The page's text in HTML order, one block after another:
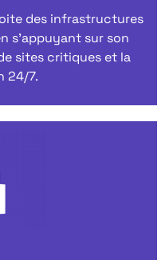
des infrastructures
s’appuyant sur son
sites critiques et la
24/7.